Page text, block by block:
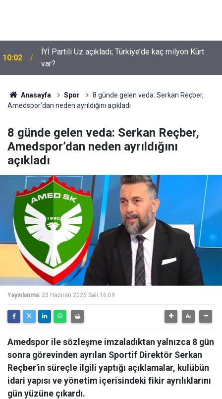
09:54
Suça sürüklenen çocuklar için yeni düzenleme
neleri kapsiyor?
Anasayfa Spor
8 günde gelen veda: Serkan Reçber,
Amedspor’dan neden ayrıldığını açıkladı
8 günde gelen veda: Serkan Reçber,
Amedspor’dan neden ayrıldığını
açıkladı
Yayınlanma: 23 Haziran 2026 Salı 16:09
Amedspor ile sözleşme imzaladıktan yalnızca 8 gün
sonra görevinden ayrılan Sportif Direktör Serkan
Reçber'in süreçle ilgili yaptığı açıklamalar, kulübün
idari yapısı ve yönetim içerisindeki fikir ayrılıklarını
gün yüzüne çıkardı.